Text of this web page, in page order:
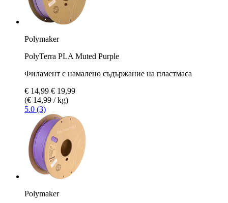
Polymaker
PolyTerra PLA Muted Purple
Филамент с намалено съдържание на пластмаса
€ 14,99 € 19,99
(€ 14,99 / kg)
5.0 (3)
Polymaker